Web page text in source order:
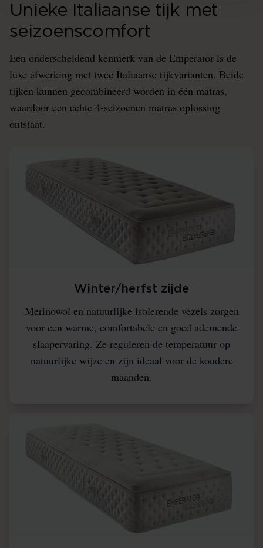
Unieke Italiaanse tijk met
seizoenscomfort
Een onderscheidend kenmerk van de Emperator is de
luxe afwerking met twee Italiaanse tijkvarianten. Beide
tijken kunnen gecombineerd worden in één matras,
waardoor een echte 4-seizoenen matras oplossing
ontstaat.
Winter/herfst zijde
Merinowol en natuurlijke isolerende vezels zorgen
voor een warme, comfortabele en goed ademende
slaapervaring. Ze reguleren de temperatuur op
natuurlijke wijze en zijn ideaal voor de koudere
maanden.